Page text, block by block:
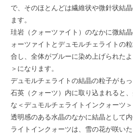
で、そのほとんどは繊維状や微針状結
ます。
珪岩（クォーツァイト）のなかに微結
ォーツァイトとデュモルチェライトの
合し、全体がブルーに染め上げられた
＞になります。
デュモルチェライトの結晶の粒子がも
石英（クォーツ）内に取り込まれると
な＜デュモルチェライトインクォーツ＞
透明感のある水晶のなかに結晶として
ライトインクォーツは、雪の花が咲い